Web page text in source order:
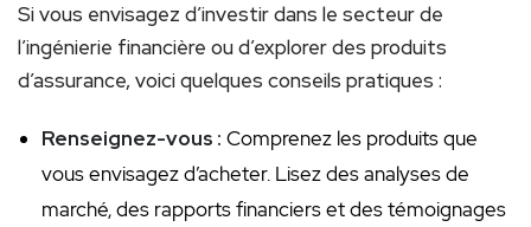
Si vous envisagez d’investir dans le secteur⁤ de
l’ingénierie financière ou⁣ d’explorer des produits
d’assurance, voici ​quelques conseils pratiques :
Renseignez-vous‍ : Comprenez les produits que
vous ‌envisagez d’acheter. Lisez des analyses de
marché, des rapports financiers et des témoignages